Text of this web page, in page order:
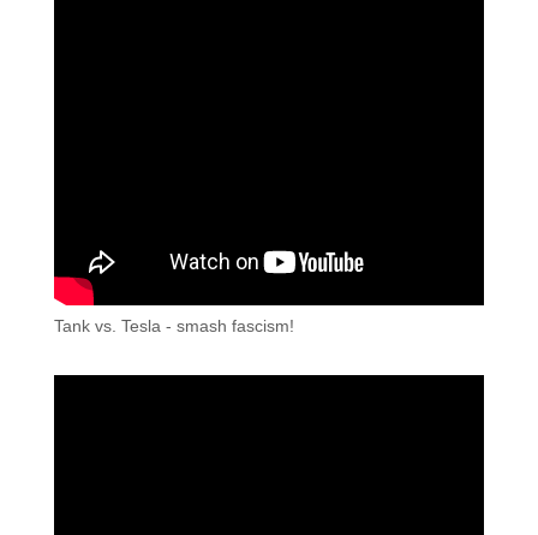
Tank vs. Tesla - smash fascism!